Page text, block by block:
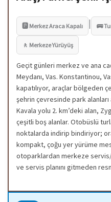
🅿️ Merkez Araca Kapalı | 🚌
🚶 Merkeze Yürüyüş
Geçit günleri merkez ve ana
Meydanı, Vas. Konstantinou,
kapatılıyor, araçlar bölgeden
şehrin çevresinde park
Kavala yolu 2. km’deki alan,
çeşitli boş alanlar. Otobüslü
noktalarda indirip bindiriyor;
kompakt, çoğu yer yürüme
otoparklardan merkeze
ve servis planını gitmeden